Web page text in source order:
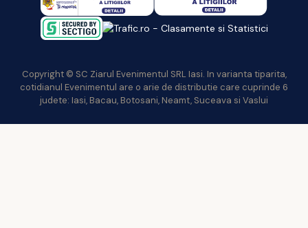
Copyright © SC Ziarul Evenimentul SRL Iasi. In varianta tiparita,
cotidianul Evenimentul are o arie de distributie care cuprinde 6
judete: Iasi, Bacau, Botosani, Neamt, Suceava si Vaslui